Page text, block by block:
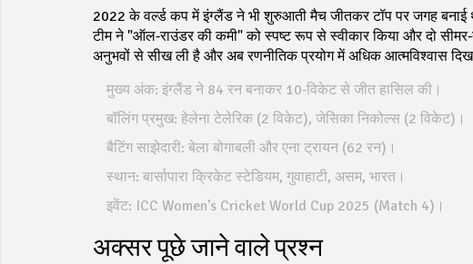
2022 के वर्ल्ड कप में इंग्लैंड ने भी शुरुआती मैच जीतकर टॉप पर जगह बनाई
टीम ने "ऑल‑राउंडर की कमी" को स्पष्ट रूप से स्वीकार किया और दो
अनुभवों से सीख ली है और अब रणनीतिक प्रयोग में अधिक आत्मविश्वास
मुख्य अंक: इंग्लैंड ने 84 रन बनाकर 10‑विकेट से जीत हासिल की।
बॉलिंग प्रमुख: हेलेना टेलेरिक (2 विकेट), जेसिका निकोल्स (2 विकेट)।
बैटिंग साझेदारी: बेला बोगाबली और एना ट्रायन (62 रन)।
स्थान: बार्सापारा क्रिकेट स्टेडियम, गुवाहाटी, असम, भारत।
इवेंट: ICC Women’s Cricket World Cup 2025 (Match 4)।
अक्सर पूछे जाने वाले प्रश्न